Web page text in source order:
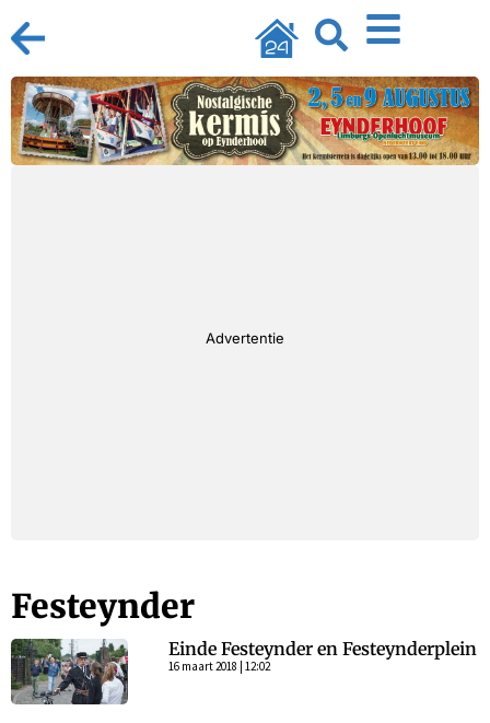
Advertentie
Festeynder
Einde Festeynder en Festeynderplein
16 maart 2018 | 12:02